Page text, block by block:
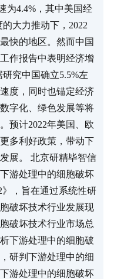
为4.4%，其中美国经
大力推动下，2022
快的地区。然而中国
作报告中表明经济增
究中国确立5.5%左
度，同时也锚定经济
字化、绿色发展等将
预计2022年美国、欧
多利好政策，带动下
展。 北京研精毕智信
游处理中的细胞破坏
，旨在通过系统性研
破坏技术行业发展现
破坏技术行业市场总
下游处理中的细胞破
研判下游处理中的细
游处理中的细胞破坏